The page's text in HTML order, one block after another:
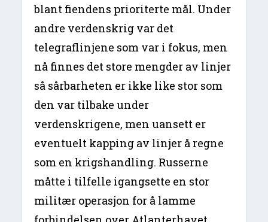
blant fiendens prioriterte mål. Under
andre verdenskrig var det
telegraflinjene som var i fokus, men
nå finnes det store mengder av linjer
så sårbarheten er ikke like stor som
den var tilbake under
verdenskrigene, men uansett er
eventuelt kapping av linjer å regne
som en krigshandling. Russerne
måtte i tilfelle igangsette en stor
militær operasjon for å lamme